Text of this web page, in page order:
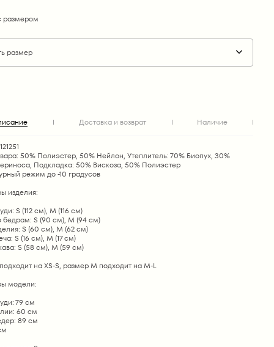
размер
Доставка и возврат Наличие
50% Полиэстер, 50% Нейлон, Утеплитель: 70% Биопух, 30%
Подкладка: 50% Вискоза, 50% Полиэстер
режим до -10 градусов
изделия:
S (112 см), M (116 см)
бедрам: S (90 см), M (94 см)
S (60 см), M (62 см)
S (16 см), M (17 см)
S (58 см), M (59 см)
на XS-S, размер M подходит на M-L
модели:
79 см
60 см
89 см